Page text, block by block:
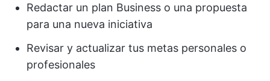
Redactar un plan Business o una propuesta
para una nueva iniciativa
Revisar y actualizar tus metas personales o
profesionales